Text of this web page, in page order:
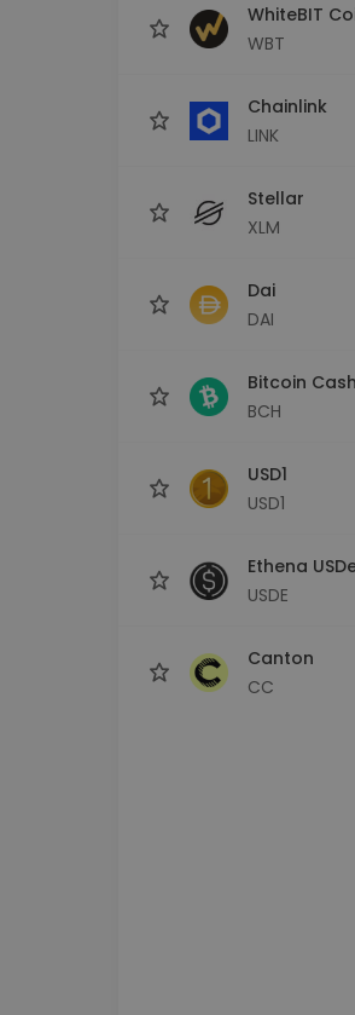
WhiteBIT
WBT
Chainlink
LINK
Stellar
XLM
Dai
DAI
Bitcoin Cash
BCH
USD1
USD1
Ethena
USDE
Canton
CC